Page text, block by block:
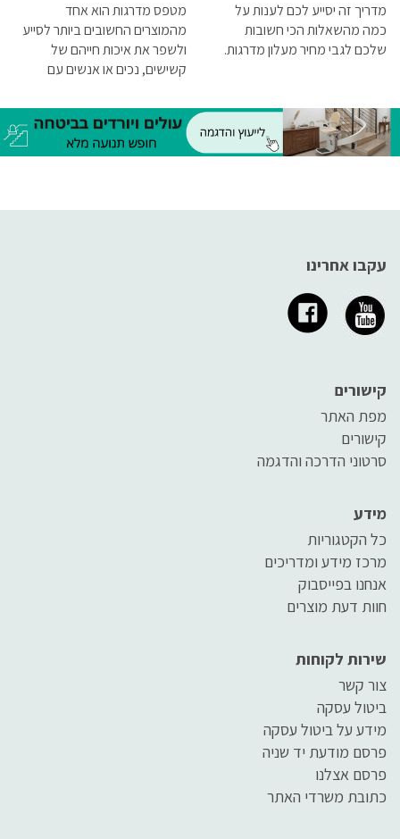
מטפס מדרגות הוא אחד
מהמוצרים החשובים ביותר לסייע
ולשפר את איכות חייהם של
קשישים, נכים או אנשים עם
גלגלים. לפניך 5 סיבות עיקריות,
שבגללן מומלץ לך לרכוש מעלון
מדרגות
מדריך זה יסייע לכם לענות על
כמה מהשאלות הכי חשובות
שלכם לגבי מחיר מעלון מדרגות.
עקבו אחרינו
קישורים
מפת האתר
קישורים
סרטוני הדרכה והדגמה
מידע
כל הקטגוריות
מרכז מידע ומדריכים
אנחנו בפייסבוק
חוות דעת מוצרים
שירות לקוחות
צור קשר
ביטול עסקה
מידע על ביטול עסקה
פרסם מודעת יד שניה
פרסם אצלנו
כתובת משרדי האתר